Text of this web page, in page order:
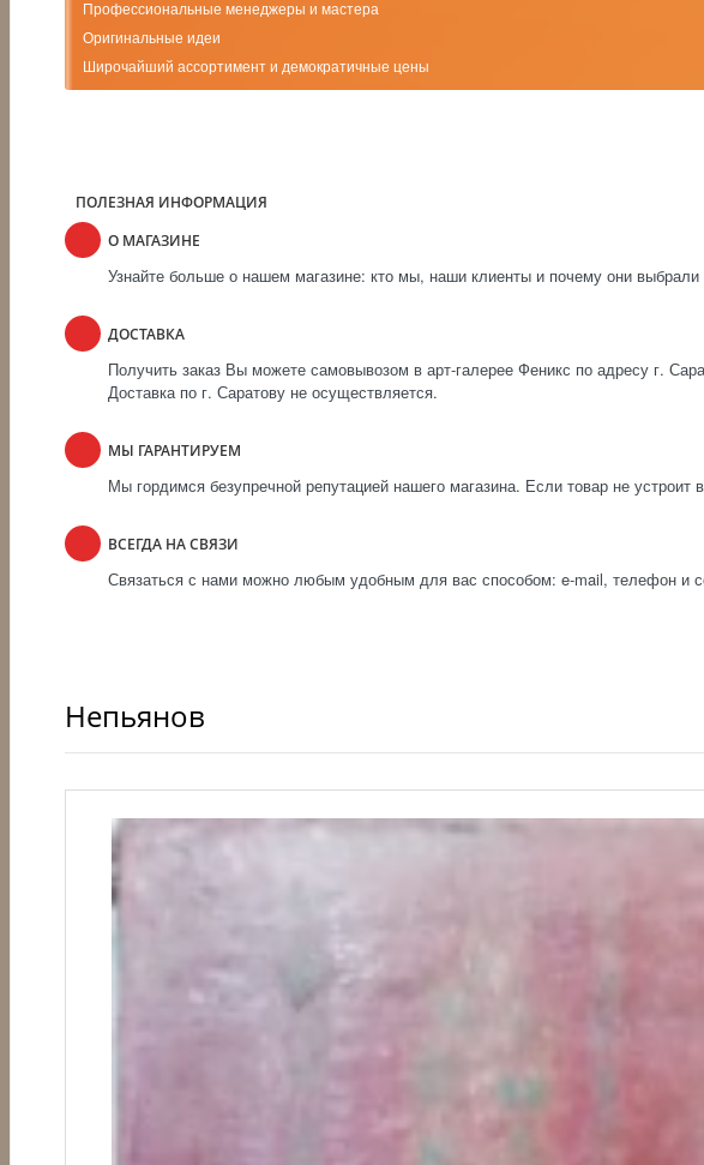
Профессиональные менеджеры и мастера
Оригинальные идеи
Широчайший ассортимент и демократичные цены
ПОЛЕЗНАЯ ИНФОРМАЦИЯ
О МАГАЗИНЕ
Узнайте больше о нашем магазине: кто мы, наши клиенты и почему они
ДОСТАВКА
Получить заказ Вы можете самовывозом в арт-галерее Феникс по адресу г.
Доставка по г. Саратову не осуществляется.
МЫ ГАРАНТИРУЕМ
Мы гордимся безупречной репутацией нашего магазина. Если товар не устроит
ВСЕГДА НА СВЯЗИ
Связаться с нами можно любым удобным для вас способом: e-mail, телефон и
Непьянов